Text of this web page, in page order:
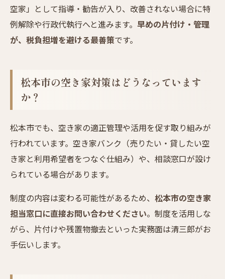
空家」として指導・勧告が入り、改善されない場合に特
例解除や行政代執行へと進みます。 早めの片付け・管理
が、税負担増を避ける最善策です。
松本市の空き家対策はどうなっています
か？
松本市でも、空き家の適正管理や活用を促す取り組みが
行われています。空き家バンク（売りたい・貸したい空
き家と利用希望者をつなぐ仕組み）や、相談窓口が設け
られている場合があります。
制度の内容は変わる可能性があるため、 松本市の空き家
担当窓口に直接お問い合わせください。制度を活用しな
がら、片付けや残置物撤去といった実務面は清三郎がお
手伝いします。